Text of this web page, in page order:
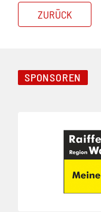
ZURÜCK
SPONSOREN